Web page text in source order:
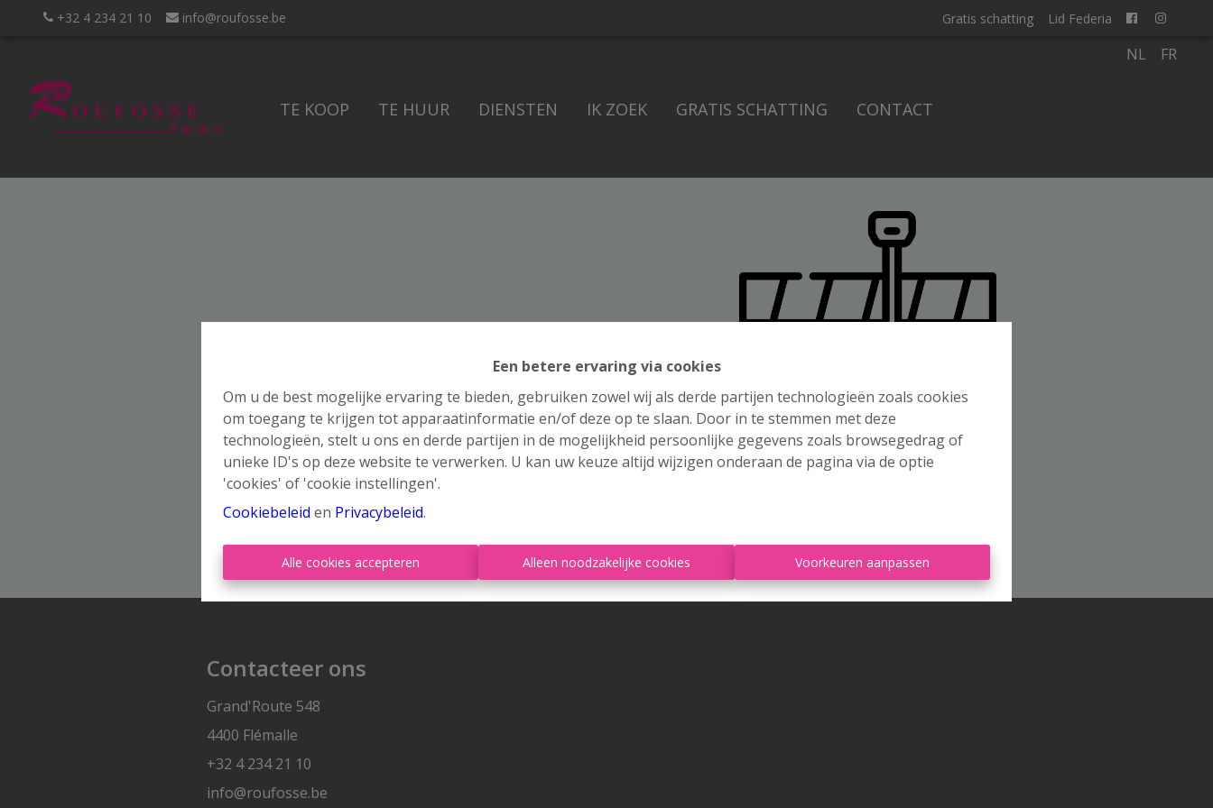
Een betere ervaring via cookies
Om u de best mogelijke ervaring te bieden, gebruiken zowel wij als derde partijen technologieën zoals cookies
om toegang te krijgen tot apparaatinformatie en/of deze op te slaan. Door in te stemmen met deze
technologieën, stelt u ons en derde partijen in de mogelijkheid persoonlijke gegevens zoals browsegedrag of
unieke ID's op deze website te verwerken. U kan uw keuze altijd wijzigen onderaan de pagina via de optie
'cookies' of 'cookie instellingen'.
Cookiebeleid en Privacybeleid.
Alle cookies accepteren Alleen noodzakelijke cookies Voorkeuren aanpassen
+32 4 234 21 10 info@roufosse.be Gratis schatting Lid Federia
TE KOOP TE HUUR DIENSTEN IK ZOEK GRATIS SCHATTING CONTACT
NL FR
Contacteer ons
Grand'Route 548
4400 Flémalle
+32 4 234 21 10
info@roufosse.be